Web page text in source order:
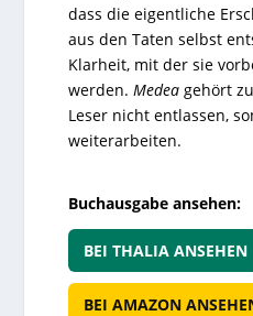
dass die eigentliche
aus den Taten selbst
Klarheit, mit der sie
werden.Medea gehört
Leser nicht entlassen,
weiterarbeiten.
Buchausgabe ansehen:
BEI THALIA ANSEHEN
BEI AMAZON